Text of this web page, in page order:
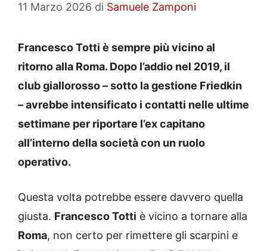
11 Marzo 2026 di Samuele Zamponi
Francesco Totti è sempre più vicino al
ritorno alla Roma. Dopo l’addio nel 2019, il
club giallorosso – sotto la gestione Friedkin
– avrebbe intensificato i contatti nelle ultime
settimane per riportare l’ex capitano
all’interno della società con un ruolo
operativo.
Questa volta potrebbe essere davvero quella
giusta. Francesco Totti è vicino a tornare alla
Roma, non certo per rimettere gli scarpini e